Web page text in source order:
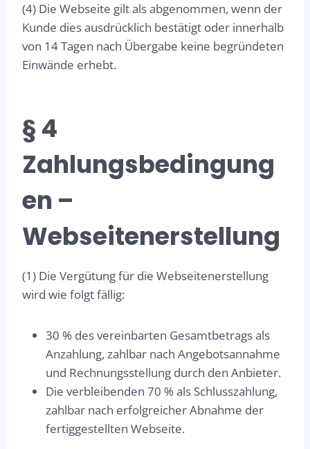
(4) Die Webseite gilt als abgenommen, wenn der
Kunde dies ausdrücklich bestätigt oder innerhalb
von 14 Tagen nach Übergabe keine begründeten
Einwände erhebt.
§ 4
Zahlungsbedingung
en –
Webseitenerstellung
(1) Die Vergütung für die Webseitenerstellung
wird wie folgt fällig:
30 % des vereinbarten Gesamtbetrags als
Anzahlung, zahlbar nach Angebotsannahme
und Rechnungsstellung durch den Anbieter.
Die verbleibenden 70 % als Schlusszahlung,
zahlbar nach erfolgreicher Abnahme der
fertiggestellten Webseite.